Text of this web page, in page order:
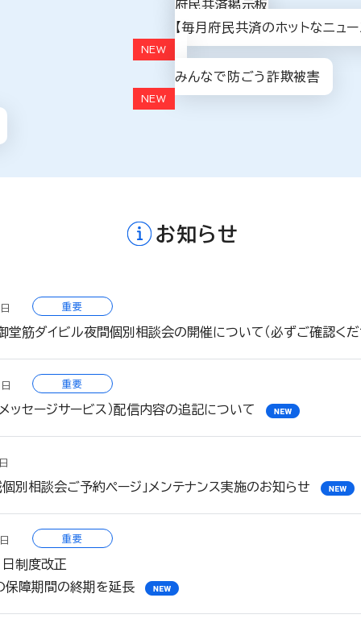
府民共済掲示板
【毎月府民共済のホットなニュ
みんなで防ごう詐欺被害
お知らせ
重要
堂筋ダイビル夜間個別相談会の開催について（必ずご確認くだ
重要
メッセージサービス）配信内容の追記について
個別相談会ご予約ページ」メンテナンス実施のお知らせ
重要
制度改正
保障期間の終期を延長